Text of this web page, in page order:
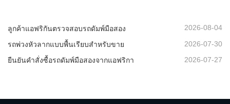
ลูกค้าแอฟริกันตรวจสอบรถดัมพ์มือสอง 2026-08-04
รถพ่วงหัวลากแบบพื้นเรียบสำหรับขาย 2026-07-30
ยืนยันคำสั่งซื้อรถดัมพ์มือสองจากแอฟริกา 2026-07-27